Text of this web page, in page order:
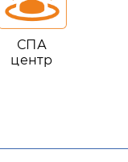
СПА
центр